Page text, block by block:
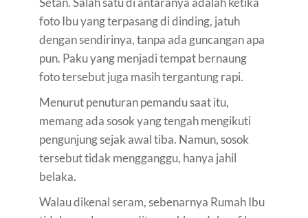
foto Ibu yang terpasang di dinding, jatuh
dengan sendirinya, tanpa ada guncangan apa
pun. Paku yang menjadi tempat bernaung
foto tersebut juga masih tergantung rapi.
Menurut penuturan pemandu saat itu,
memang ada sosok yang tengah mengikuti
pengunjung sejak awal tiba. Namun, sosok
tersebut tidak mengganggu, hanya jahil
belaka.
Walau dikenal seram, sebenarnya Rumah Ibu